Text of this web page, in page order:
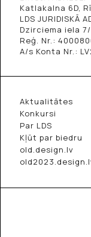
Katlakalna 6D,
LDS JURIDISKĀ
Dzirciema iela
Reģ. Nr.:
A/s Konta Nr.:
Aktualitātes
Konkursi
Par LDS
Kļūt par biedru
old.design.lv